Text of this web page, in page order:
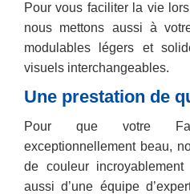
Pour vous faciliter la vie
nous mettons aussi à
modulables légers et
visuels interchangeables.
Une prestation de
Pour que votre
exceptionnellement beau,
de couleur
aussi d’une équipe